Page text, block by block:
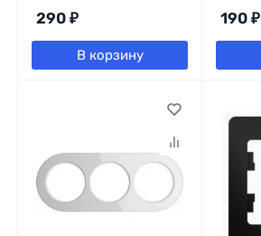
290 ₽
В корзину
190 ₽